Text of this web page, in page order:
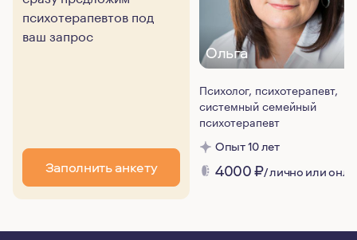
психотерапевтов под
ваш запрос
Заполнить анкету
Ольга
Психолог, психотерапевт,
системный семейный
психотерапевт
Опыт 10 лет
4000₽/ лично или